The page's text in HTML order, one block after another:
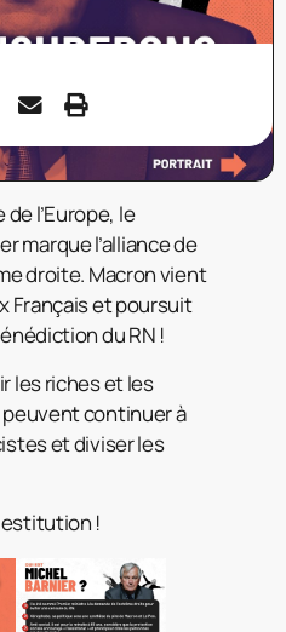
l’Europe, le
marque l’alliance de
droite. Macron vient
Français et poursuit
du RN !
les riches et les
continuer à
et diviser les
!